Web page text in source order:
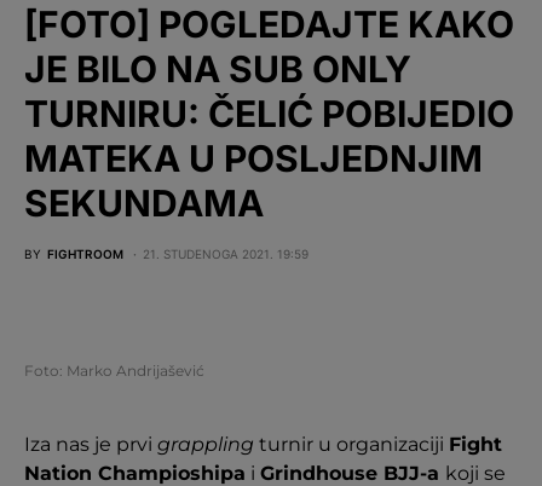
[FOTO] POGLEDAJTE KAKO
JE BILO NA SUB ONLY
TURNIRU: ČELIĆ POBIJEDIO
MATEKA U POSLJEDNJIM
SEKUNDAMA
BY FIGHTROOM 21. STUDENOGA 2021. 19:59
Foto: Marko Andrijašević
Iza nas je prvi grappling turnir u organizaciji Fight
Nation Champioshipa i Grindhouse BJJ-a koji se